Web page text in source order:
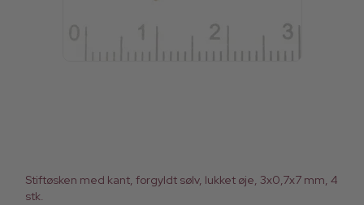
Stiftøsken med kant, forgyldt sølv, lukket øje, 3x0,7x7 mm, 4
stk.